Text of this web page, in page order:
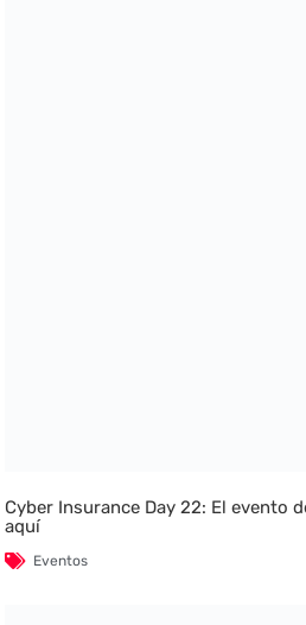
Cyber Insurance Day 22: El evento
aquí
Eventos